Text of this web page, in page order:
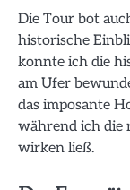
Die Tour bot
historische
konnte ich die
am Ufer
das imposante
während ich die
wirken ließ.